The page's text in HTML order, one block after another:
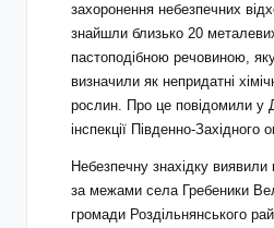
захоронення небезпечних
знайшли близько 20
пастоподібною речовиною,
визначили як непридатні
рослин. Про це повідомили у
інспекції Південно-Західного
Небезпечну знахідку виявили
за межами села Гребеники
громади Роздільнянського